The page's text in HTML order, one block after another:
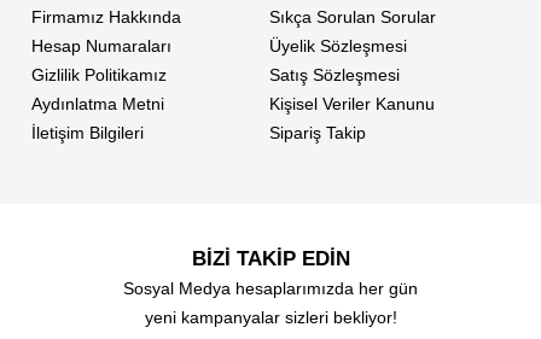
Firmamız Hakkında
Hesap Numaraları
Gizlilik Politikamız
Aydınlatma Metni
İletişim Bilgileri
Sıkça Sorulan Sorular
Üyelik Sözleşmesi
Satış Sözleşmesi
Kişisel Veriler Kanunu
Sipariş Takip
BİZİ TAKİP EDİN
Sosyal Medya hesaplarımızda her gün
yeni kampanyalar sizleri bekliyor!